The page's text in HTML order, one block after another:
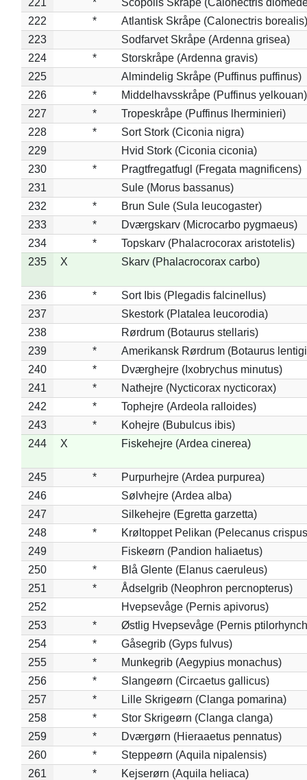
222
*
Atlantisk Skråpe (Calonectris borealis)
223
Sodfarvet Skråpe (Ardenna grisea)
224
*
Storskråpe (Ardenna gravis)
225
Almindelig Skråpe (Puffinus puffinus)
226
*
Middelhavsskråpe (Puffinus yelkouan)
227
*
Tropeskråpe (Puffinus lherminieri)
228
*
Sort Stork (Ciconia nigra)
229
Hvid Stork (Ciconia ciconia)
230
*
Pragtfregatfugl (Fregata magnificens)
231
Sule (Morus bassanus)
232
*
Brun Sule (Sula leucogaster)
233
*
Dværgskarv (Microcarbo pygmaeus)
234
*
Topskarv (Phalacrocorax aristotelis)
235
X Skarv (Phalacrocorax carbo)
236 *
Sort Ibis (Plegadis falcinellus)
237
Skestork (Platalea leucorodia)
238
Rørdrum (Botaurus stellaris)
239
*
Amerikansk Rørdrum (Botaurus
240
*
Dværghejre (Ixobrychus minutus)
241
*
Nathejre (Nycticorax nycticorax)
242
*
Tophejre (Ardeola ralloides)
243
*
Kohejre (Bubulcus ibis)
244
X Fiskehejre (Ardea cinerea)
245 *
Purpurhejre (Ardea purpurea)
246
Sølvhejre (Ardea alba)
247
Silkehejre (Egretta garzetta)
248
*
Krøltoppet Pelikan (Pelecanus
249
Fiskeørn (Pandion haliaetus)
250
*
Blå Glente (Elanus caeruleus)
251
*
Ådselgrib (Neophron percnopterus)
252
Hvepsevåge (Pernis apivorus)
253
*
Østlig Hvepsevåge (Pernis
254
*
Gåsegrib (Gyps fulvus)
255
*
Munkegrib (Aegypius monachus)
256
*
Slangeørn (Circaetus gallicus)
257
*
Lille Skrigeørn (Clanga pomarina)
258
*
Stor Skrigeørn (Clanga clanga)
259
*
Dværgørn (Hieraaetus pennatus)
260
*
Steppeørn (Aquila nipalensis)
261
*
Kejserørn (Aquila heliaca)